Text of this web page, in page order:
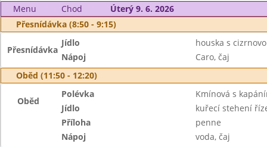
Menu Chod
Úterý 9. 6. 2026
Přesnídávka (8:50 - 9:15)
Přesnídávka
Jídlo
houska s
Nápoj
Caro, čaj
Oběd (11:50 - 12:20)
Oběd
Polévka
Kmínová s
Jídlo
kuřecí stehení
Příloha
penne
Nápoj
voda, čaj